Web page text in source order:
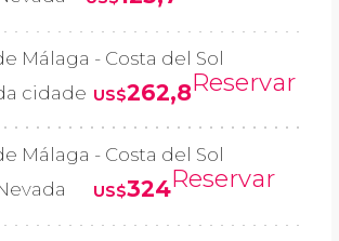
Málaga - Costa del Sol
cidade US$262,8Reservar
Málaga - Costa del Sol
US$324Reservar